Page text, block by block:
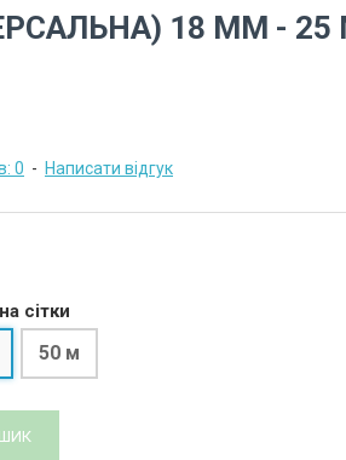
18 ММ - 25
0 - Написати відгук
сітки
50 м